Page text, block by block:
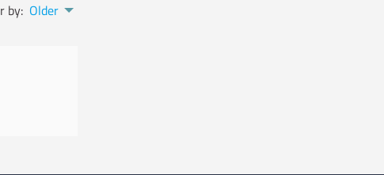
by: Older